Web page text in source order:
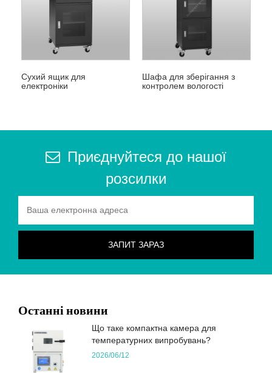
Сухий ящик для
електроніки
Шафа для зберігання з
контролем вологості
Приєднуйтеся до нашої
розсилки
Останні новини
Що таке компактна камера для
температурних випробувань?
2026/06/12